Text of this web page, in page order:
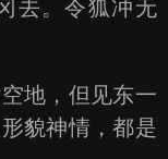
去。令狐冲无
地，但见东一
貌神情，都是